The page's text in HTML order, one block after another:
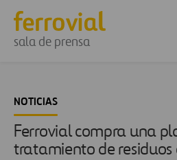
sala de prensa
NOTICIAS
Ferrovial compra una
tratamiento de residuos